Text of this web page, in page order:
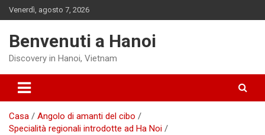
Salta
al
Venerdì, agosto 7, 2026
Benvenuti a Hanoi
Discovery in Hanoi, Vietnam
Casa
Angolo di amanti del cibo
Specialità regionali introdotte ad Ha Noi